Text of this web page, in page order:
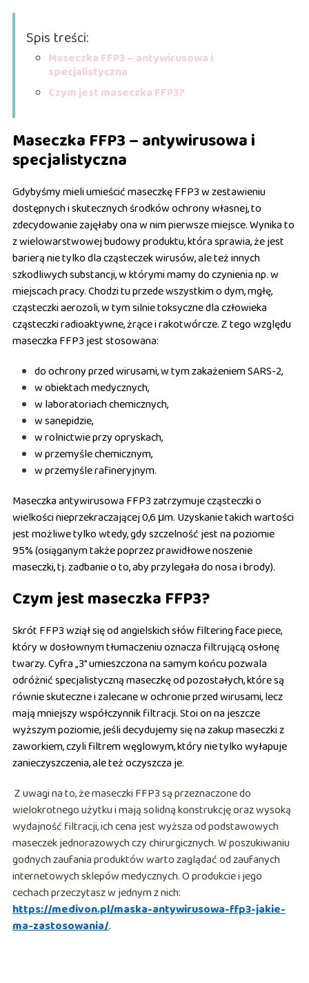
Spis treści:
Maseczka FFP3 – antywirusowa i
specjalistyczna
Czym jest maseczka FFP3?
Maseczka FFP3 – antywirusowa i
specjalistyczna
Gdybyśmy mieli umieścić maseczkę FFP3 w zestawieniu
dostępnych i skutecznych środków ochrony własnej, to
zdecydowanie zajęłaby ona w nim pierwsze miejsce. Wynika to
z wielowarstwowej budowy produktu, która sprawia, że jest
barierą nie tylko dla cząsteczek wirusów, ale też innych
szkodliwych substancji, w którymi mamy do czynienia np. w
miejscach pracy. Chodzi tu przede wszystkim o dym, mgłę,
cząsteczki aerozoli, w tym silnie toksyczne dla człowieka
cząsteczki radioaktywne, żrące i rakotwórcze. Z tego względu
maseczka FFP3 jest stosowana:
do ochrony przed wirusami, w tym zakażeniem SARS-2,
w obiektach medycznych,
w laboratoriach chemicznych,
w sanepidzie,
w rolnictwie przy opryskach,
w przemyśle chemicznym,
w przemyśle rafineryjnym.
Maseczka antywirusowa FFP3 zatrzymuje cząsteczki o
wielkości nieprzekraczającej 0,6 μm. Uzyskanie takich wartości
jest możliwe tylko wtedy, gdy szczelność jest na poziomie
95% (osiąganym także poprzez prawidłowe noszenie
maseczki, tj. zadbanie o to, aby przylegała do nosa i brody).
Czym jest maseczka FFP3?
Skrót FFP3 wziął się od angielskich słów filtering face piece,
który w dosłownym tłumaczeniu oznacza filtrującą osłonę
twarzy. Cyfra „3” umieszczona na samym końcu pozwala
odróżnić specjalistyczną maseczkę od pozostałych, które są
równie skuteczne i zalecane w ochronie przed wirusami, lecz
mają mniejszy współczynnik filtracji. Stoi on na jeszcze
wyższym poziomie, jeśli decydujemy się na zakup maseczki z
zaworkiem, czyli filtrem węglowym, który nie tylko wyłapuje
zanieczyszczenia, ale też oczyszcza je.
Z uwagi na to, że maseczki FFP3 są przeznaczone do
wielokrotnego użytku i mają solidną konstrukcję oraz wysoką
wydajność filtracji, ich cena jest wyższa od podstawowych
maseczek jednorazowych czy chirurgicznych. W poszukiwaniu
godnych zaufania produktów warto zaglądać od zaufanych
internetowych sklepów medycznych. O produkcie i jego
cechach przeczytasz w jednym z nich:
https://medivon.pl/maska-antywirusowa-ffp3-jakie-
ma-zastosowania/.